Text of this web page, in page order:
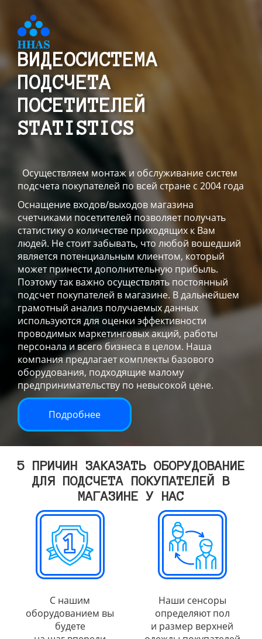
ВИДЕОСИСТЕМА
ПОДСЧЕТА
ПОСЕТИТЕЛЕЙ
STATISTICS
Осуществляем монтаж и обслуживание систем
подсчета покупателей по всей стране с 2004 года
Оснащение входов/выходов магазина
счетчиками посетителей позволяет получать
статистику о количестве приходящих к Вам
людей. Не стоит забывать, что любой вошедший
является потенциальным клиентом, который
может принести дополнительную прибыль.
Поэтому так важно осуществлять постоянный
подсчет покупателей в магазине. В дальнейшем
грамотный анализ получаемых данных
используются для оценки эффективности
проводимых маркетинговых акций, работы
персонала и всего бизнеса в целом. Наша
компания предлагает комплекты базового
оборудования, подходящие малому
предпринимательству по невысокой цене.
Подробнее
5 ПРИЧИН ЗАКАЗАТЬ ОБОРУДОВАНИЕ
ДЛЯ ПОДСЧЕТА ПОКУПАТЕЛЕЙ В
МАГАЗИНЕ У НАС
С нашим
оборудованием вы
будете
Наши сенсоры
определяют пол
и размер верхней